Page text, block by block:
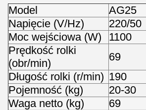
Model
AG25
Napięcie (V/Hz)
220/50
Moc wejściowa (W)
1100
Prędkość rolki
(obr/min)
69
Długość rolki (r/min) 190
Pojemność (kg)
20-30
Waga netto (kg)
69